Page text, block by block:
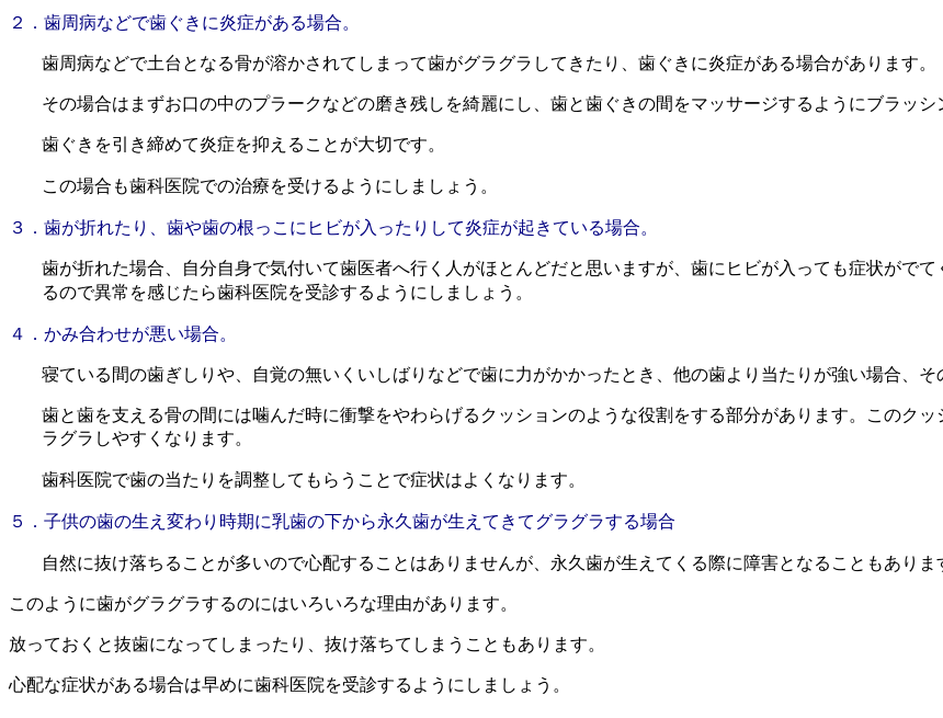
２．歯周病などで歯ぐきに炎症がある場合。
歯周病などで土台となる骨が溶かされてしまって歯がグラグラしてきたり、歯ぐきに炎症がある場合があります。
その場合はまずお口の中のプラークなどの磨き残しを綺麗にし、歯と歯ぐきの間をマッサージするようにブラッシ
歯ぐきを引き締めて炎症を抑えることが大切です。
この場合も歯科医院での治療を受けるようにしましょう。
３．歯が折れたり、歯や歯の根っこにヒビが入ったりして炎症が起きている場合。
歯が折れた場合、自分自身で気付いて歯医者へ行く人がほとんどだと思いますが、歯にヒビが入っても症状がで
るので異常を感じたら歯科医院を受診するようにしましょう。
４．かみ合わせが悪い場合。
寝ている間の歯ぎしりや、自覚の無いくいしばりなどで歯に力がかかったとき、他の歯より当たりが強い場合、そ
歯と歯を支える骨の間には噛んだ時に衝撃をやわらげるクッションのような役割をする部分があります。このク
ラグラしやすくなります。
歯科医院で歯の当たりを調整してもらうことで症状はよくなります。
５．子供の歯の生え変わり時期に乳歯の下から永久歯が生えてきてグラグラする場合
自然に抜け落ちることが多いので心配することはありませんが、永久歯が生えてくる際に障害となることもありま
このように歯がグラグラするのにはいろいろな理由があります。
放っておくと抜歯になってしまったり、抜け落ちてしまうこともあります。
心配な症状がある場合は早めに歯科医院を受診するようにしましょう。